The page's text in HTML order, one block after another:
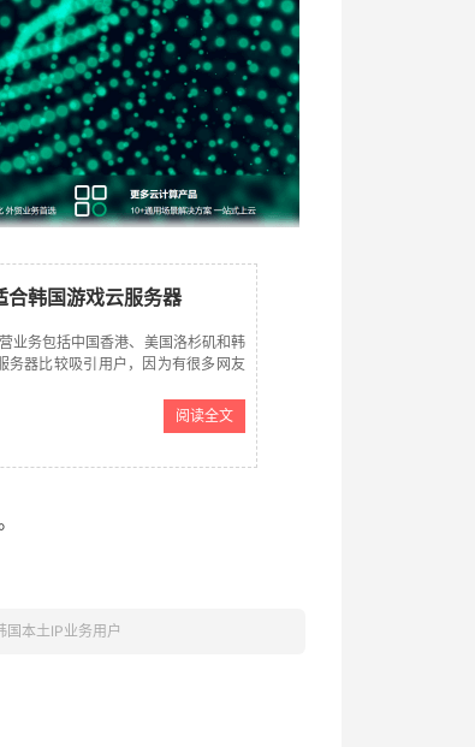
合韩国游戏云服务器
业务包括中国香港、美国洛杉矶和韩
务器比较吸引用户，因为有很多网友
阅读全文
国本土IP业务用户